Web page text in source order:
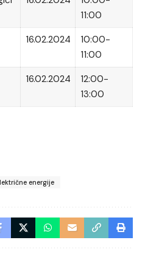
11:00
16.02.2024
10:00-
11:00
16.02.2024
12:00-
13:00
energije